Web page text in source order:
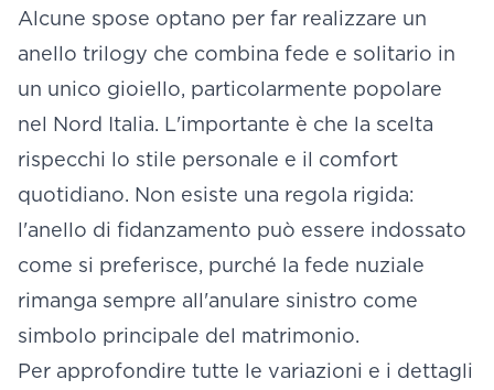
Alcune spose optano per far realizzare un
anello trilogy che combina fede e solitario in
un unico gioiello, particolarmente popolare
nel Nord Italia. L'importante è che la scelta
rispecchi lo stile personale e il comfort
quotidiano. Non esiste una regola rigida:
l'anello di fidanzamento può essere indossato
come si preferisce, purché la fede nuziale
rimanga sempre all'anulare sinistro come
simbolo principale del matrimonio.
Per approfondire tutte le variazioni e i dettagli